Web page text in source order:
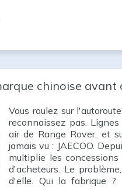
chinoise avant
Vous roulez sur
reconnaissez pas.
air de Range Rover, et
jamais vu : JAECOO.
multiplie les
d'acheteurs. Le
d'elle. Qui la fabrique ?